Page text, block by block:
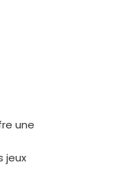
une
jeux